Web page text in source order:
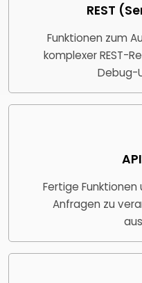
REST
Funktionen zum
komplexer REST-
Debug-
Fertige
Anfragen zu